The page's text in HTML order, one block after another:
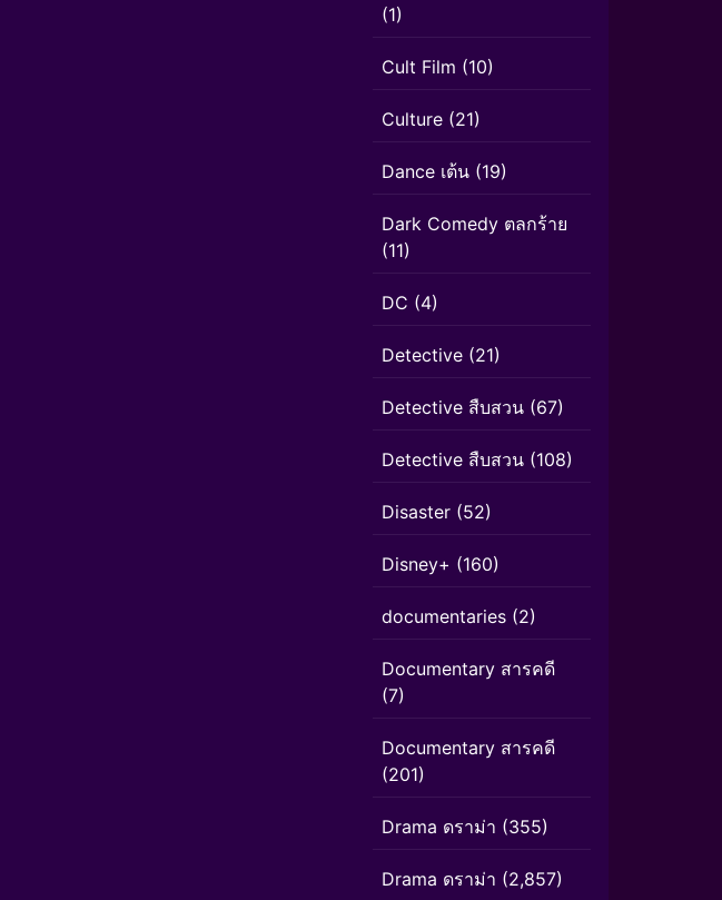
(1)
Cult Film (10)
Culture (21)
Dance เต้น (19)
Dark Comedy ตลกร้าย
(11)
DC (4)
Detective (21)
Detective สืบสวน (67)
Detective สืบสวน (108)
Disaster (52)
Disney+ (160)
documentaries (2)
Documentary สารคดี
(7)
Documentary สารคดี
(201)
Drama ดราม่า (355)
Drama ดราม่า (2,857)